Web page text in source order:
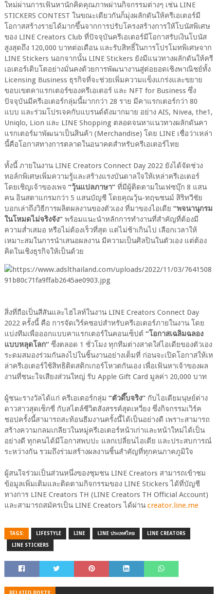
ใหม่ผ่านการเฟ้นหานักคิดคุณภาพผ่านกิจกรรมต่างๆ เช่น LINE
STICKERS CONTEST ในขณะเดียวกันก็มุ่งผลักดันให้ครีเอเตอร์มี
โอกาสสร้างรายได้มากขึ้นจากการปรับโครงสร้างการให้โบนัสพิเศษ
ของ LINE Creators Club ที่ปัจจุบันครีเอเตอร์มีโอกาสรับเงินโบนัส
สูงสุดถึง 120,000 บาทต่อเดือน และรับสิทธิ์ในการโปรโมทพิเศษจาก
LINE Stickers นอกจากนั้น LINE Stickers ยังมีแนวทางผลักดันให้ครี
เอเตอร์เติบโตอย่างมั่นคงด้วยการพัฒนางานสู่ต่อยอดเชิงพาณิชย์ทั้ง
Licensing Business ธุรกิจที่จะช่วยเพิ่มความแข็งแกร่งและขยาย
ขอบเขตคาแรกเตอร์ของครีเอเตอร์ และ NFT for Business ซึ่ง
ปัจจุบันมีครีเอเตอร์กลุ่มนี้มากกว่า 28 ราย มีคาแรกเตอร์กว่า 80
แบบ และร่วมโปรเจคกับแบรนด์ดังมากมาย อย่าง AIS, Nivea, the1,
Uniqlo, Lion และ LINE Shopping ตลอดจนหาแนวทางผลักดันคา
แรกเตอร์มาพัฒนาเป็นสินค้า (Merchandise) โดย LINE เชื่อว่าเหล่า
นี้คือโอกาสทางการตลาดในอนาคตสำหรับครีเอเตอร์ไทย
ทั้งนี้ ภายในงาน LINE Creators Connect Day 2022 ยังได้จัดช่วง
ทอล์กพิเศษเพิ่มความรู้และสร้างแรงบันดาลใจให้เหล่าครีเอเตอร์
โดยเชิญเจ้าของเพจ “วุ้นแปลภาษา”ที่มีผู้ติดตามในเฟซบุ๊ก 8 แสน
คน อินสตาแกรมกว่า 5 แสนบัญชี โดยคุณวุ้น-ทฤฆชนม์ สิริทวีชัย
บอกเล่าถึงวิธีการผลิตผลงานของตัวเอง ที่มาของไอเดีย “พจนานุกรม
ในโหมดไม่จริงจัง”พร้อมแนะนำหลักการทำงานที่สำคัญที่ต้องมี
ความส่ำเสมอ หรือไม่ต้องเร็วที่สุด แต่ไม่ช้าเกินไป เลือกเวลาให้
เหมาะสมในการนำเสนอผลงาน มีความเป็นศิลปินในตัวเอง แต่ต้อง
คิดในเชิงธุรกิจให้เป็นด้วย
สิ่งที่ถือเป็นสีสันและไฮไลท์ในงาน LINE Creators Connect Day
2022 ครั้งนี้ คือ การจัดเวิร์คชอปสำหรับครีเอเตอร์ภายในงาน โดย
แบ่งทีมเพื่อออกแบบคาแรกเตอร์ในคอนเซ็ปต์ “โอกาสเฉลิมฉลอง
แบบหลุดโลก” ซึ่งตลอด 1 ชั่วโมง ทุกทีมต่างสาดใส่ไอเดียของตัวเอง
ระดมสมองร่วมกันลงไปในชิ้นงานอย่างเต็มที่ ก่อนจะเปิดโอกาสให้เห
ล่าครีเอเตอร์ใช้สิทธิติดสติกเกอร์โหวตกันเอง เพื่อเฟ้นหาเจ้าของผล
งานที่ชนะใจเสียงส่วนใหญ่ รับ Apple Gift Card มูลค่า 20,000 บาท
ผู้ชนะรางวัลได้แก่ ครีเอเตอร์กลุ่ม “ตัวดึ๊บจริง”กับไอเดียมนุษย์ต่าง
ดาวสาวสุดเซ็กซี่ กับสไตล์ชีวิตสังสรรค์สุดเหวี่ยง ซึ่งกิจกรรมเวิร์ค
ชอปครั้งนี้สามารถสะท้อนธีมงานครั้งนี้ได้เป็นอย่างดี เพราะสามารถ
สร้างความกลมเกลียวในหมู่ครีเอเตอร์หน้าเก่าและหน้าใหม่ได้เป็น
อย่างดี ทุกคนได้มีโอกาสพบปะ แลกเปลี่ยนไอเดีย และประสบการณ์
ระหว่างกัน รวมถึงร่วมสร้างผลงานชิ้นสำคัญที่ทุกคนภาคภูมิใจ
ผู้สนใจร่วมเป็นส่วนหนึ่งของชุมชน LINE Creators สามารถเข้าชม
ข้อมูลเพิ่มเติมและติดตามกิจกรรมของ LINE Stickers ได้ที่บัญชี
ทางการ LINE Creators TH (LINE Creators TH Official Account)
และสามารถสมัครเป็น LINE Creators ได้ผ่าน creator.line.me
TAGS: LIFESTYLE LINE LINE ประเทศไทย LINE CREATORS
LINE STICKERS